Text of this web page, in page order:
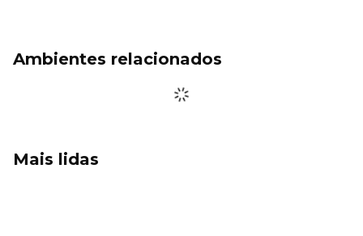
Ambientes relacionados
Mais lidas